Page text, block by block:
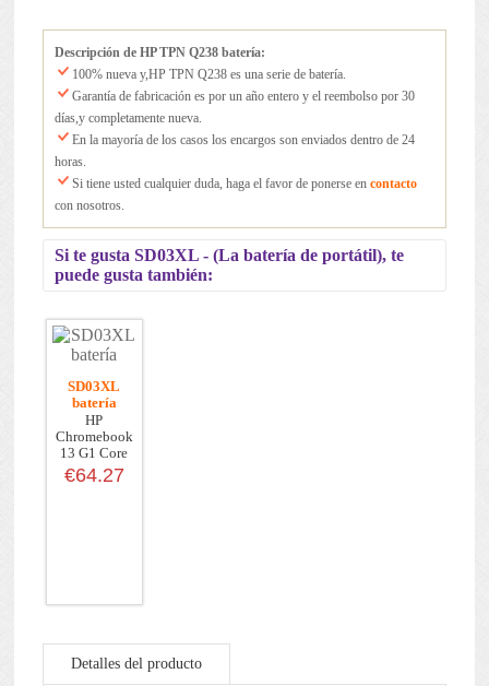
Descripción de HP TPN Q238 batería:
100% nueva y,HP TPN Q238 es una serie de batería.
Garantía de fabricación es por un año entero y el reembolso por 30
días,y completamente nueva.
En la mayoría de los casos los encargos son enviados dentro de 24
horas.
Si tiene usted cualquier duda, haga el favor de ponerse en contacto
con nosotros.
Si te gusta SD03XL - (La batería de portátil), te
puede gusta también:
SD03XL
batería
HP
Chromebook
13 G1 Core
m5
€64.27
Detalles del producto